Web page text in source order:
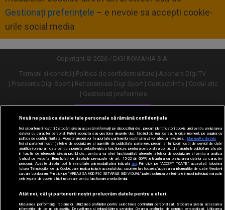
Gestionați preferințele – e nevoie sa accepti cookie-
urile social media
Copyright © 2026 / DIGI ROMANIA S.A.
Termeni si conditii
Politica de confidentialitate
Abonare Digi TV
Frecvente Digi Sport
Retransmisie Digi Sport Contact/Info
Codul etic
Gestionați preferințele
Versiune desktop
Nouă ne pasă ca datele tale personale să rămână confidențiale
Noi și partenerii noștri30stocăm și/sau accesăm informații pe dispozitivul dvs., precum identificatorii cookie unici pentru prelucrarea
datelor cu caracter personal. Puteți accepta sau gestiona alegerile dvs. făcând clic mai jos sau în orice moment, pe pagina cu
politica de confidențialitate. Aceste alegeri vor fi raportate partenerilor noștri și nu vă vor afecta navigarea.
Mai multe detalii
Noi si partenerii nostri (retelele de socializare si agentiile de publicitate partenere, precum si furnizorii nostri de servicii de date
analitice) prelucram date pentru a permite website-ului sa functioneze, pentru a personaliza continutul si anunturile publicitare afisate
in functie de interesele si/sau profilul dvs., pentru a va oferi functionalitati aferente retelelor de socializare si pentru a analiza
traficul pe website. Beneficiati de drepturile prevazute de art. 15-22 din GDPR in legatura cu prelucrarea datelor cu caracter
personal. Aceste drepturi pot fi exercitate prin modalitatea indicata aici. Prin click pe “ACCEPT TOATE”, acceptati folosirea
tuturor Tehnologiilor de tip Cookie, care implica inclusiv acceptul dvs. cu privire la stocarea/accesarea informatiilor de catre Vendor-ii
cu care colaboram. Prin click pe “VREAU SA MODIFIC SETARILE INDIVIDUAL” puteti schimba preferintele in mod individual, mai putin
cele legate de cookie strict necesare pentru functionarea website-ului.
Atât noi, cât și partenerii noștri prelucrăm datele pentru a oferi:
Măsurarea performanței reclamelor. Utilizarea profilurilor pentru selectarea conținutului personalizat. Stocarea și/sau accesarea
informațiilor de pe un dispozitiv. Dezvoltarea și îmbunătățirea serviciilor. Crearea profilurilor de conținut personalizat. Utilizarea